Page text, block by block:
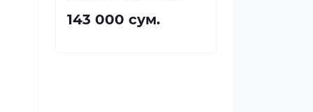
143 000 сум.